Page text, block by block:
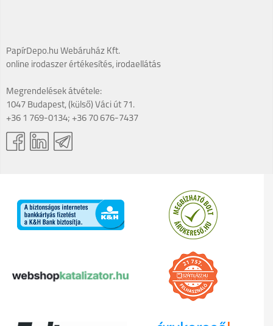
PapírDepo.hu Webáruház Kft.
online irodaszer értékesítés, irodaellátás
Megrendelések átvétele:
1047 Budapest, (külső) Váci út 71.
+36 1 769-0134; +36 70 676-7437